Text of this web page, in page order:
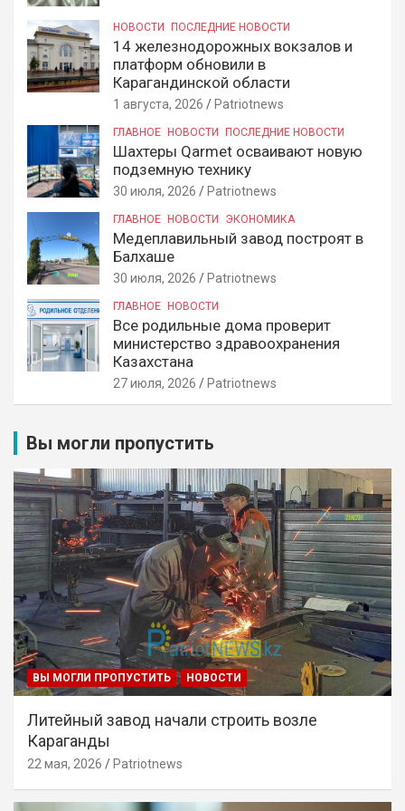
НОВОСТИ ПОСЛЕДНИЕ НОВОСТИ
14 железнодорожных вокзалов и
платформ обновили в
Карагандинской области
1 августа, 2026 Patriotnews
ГЛАВНОЕ НОВОСТИ ПОСЛЕДНИЕ НОВОСТИ
Шахтеры Qarmet осваивают новую
подземную технику
30 июля, 2026 Patriotnews
ГЛАВНОЕ НОВОСТИ ЭКОНОМИКА
Медеплавильный завод построят в
Балхаше
30 июля, 2026 Patriotnews
ГЛАВНОЕ НОВОСТИ
Все родильные дома проверит
министерство здравоохранения
Казахстана
27 июля, 2026 Patriotnews
Вы могли пропустить
ВЫ МОГЛИ ПРОПУСТИТЬ НОВОСТИ
Литейный завод начали строить возле
Караганды
22 мая, 2026 Patriotnews